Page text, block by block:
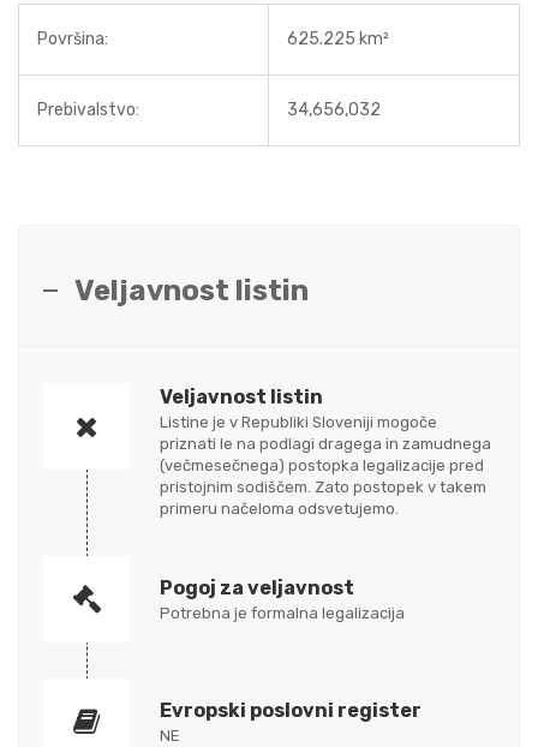
Površina: 625.225 km²
Prebivalstvo: 34,656,032
Veljavnost listin
Veljavnost listin
Listine je v Republiki Sloveniji mogoče
priznati le na podlagi dragega in zamudnega
(večmesečnega) postopka legalizacije pred
pristojnim sodiščem. Zato postopek v takem
primeru načeloma odsvetujemo.
Pogoj za veljavnost
Potrebna je formalna legalizacija
Evropski poslovni register
NE